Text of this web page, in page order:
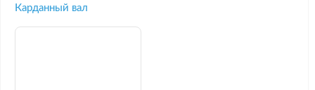
Карданный вал